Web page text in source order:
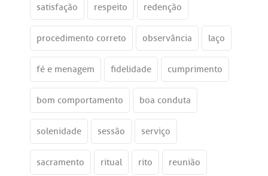
satisfação respeito redenção
procedimento correto observância laço
fé e menagem fidelidade cumprimento
bom comportamento boa conduta
solenidade sessão serviço
sacramento ritual rito reunião